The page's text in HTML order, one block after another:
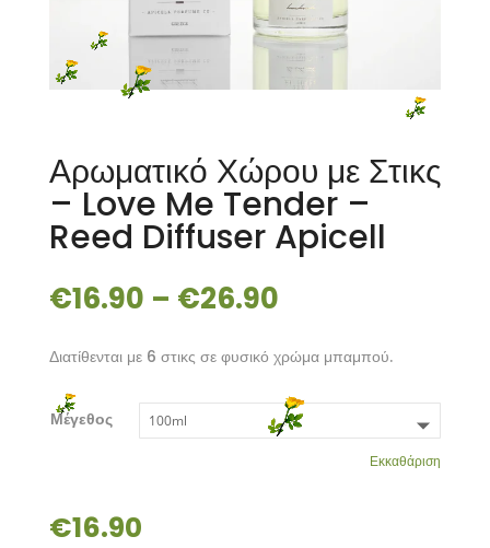
Αρωματικό Χώρου με Στικς
– Love Me Tender –
Reed Diffuser Apicell
€16.90 – €26.90
Διατίθενται με 6 στικς σε φυσικό χρώμα μπαμπού.
Μέγεθος
Εκκαθάριση
€16.90